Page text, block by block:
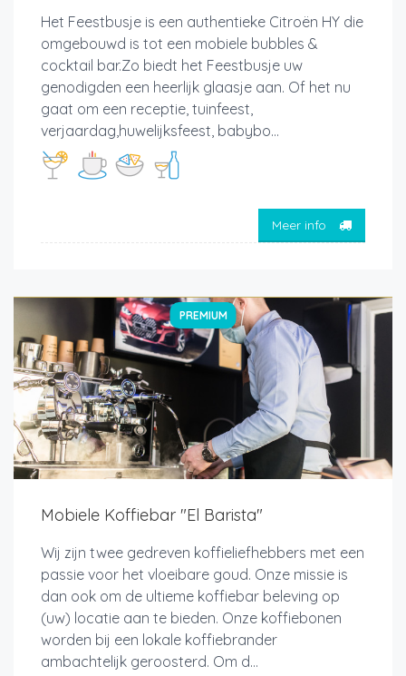
Het Feestbusje is een authentieke Citroën HY die
omgebouwd is tot een mobiele bubbles &
cocktail bar.Zo biedt het Feestbusje uw
genodigden een heerlijk glaasje aan. Of het nu
gaat om een receptie, tuinfeest,
verjaardag,huwelijksfeest, babybo...
Meer info
PREMIUM
Mobiele Koffiebar "El Barista"
Wij zijn twee gedreven koffieliefhebbers met een
passie voor het vloeibare goud. Onze missie is
dan ook om de ultieme koffiebar beleving op
(uw) locatie aan te bieden. Onze koffiebonen
worden bij een lokale koffiebrander
ambachtelijk geroosterd. Om d...